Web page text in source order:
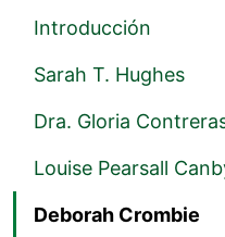
Introducción
Sarah T. Hughes
Dra. Gloria
Louise Pearsall
Deborah Crombie